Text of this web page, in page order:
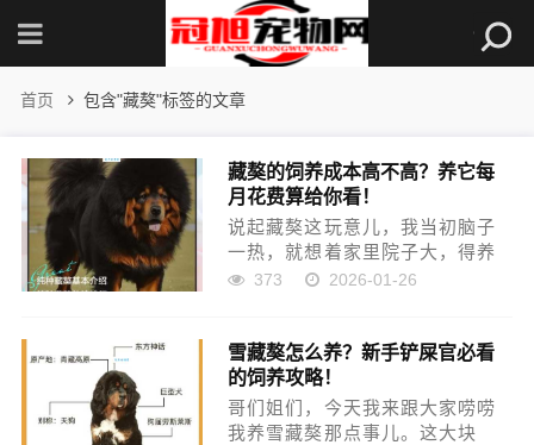
首页 包含"藏獒"标签的文章
藏獒的饲养成本高不高？养它每
月花费算给你看！
说起藏獒这玩意儿，我当初脑子
一热，就想着家里院子大，得养
条威风的狗镇宅。看着那些照
气了，根本没仔细算过这养起来
到底要花多少钱。就寻思着，不
就是...
373 2026-01-26
雪藏獒怎么养？新手铲屎官必看
的饲养攻略！
哥们姐们，今天我来跟大家唠唠
我养雪藏獒那点事儿。这大块